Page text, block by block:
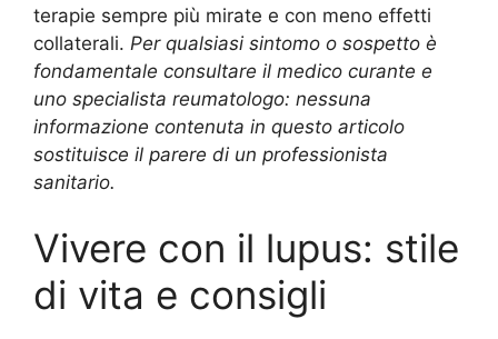
terapie sempre più mirate e con meno effetti
collaterali. Per qualsiasi sintomo o sospetto è
fondamentale consultare il medico curante e
uno specialista reumatologo: nessuna
informazione contenuta in questo articolo
sostituisce il parere di un professionista
sanitario.
Vivere con il lupus: stile
di vita e consigli